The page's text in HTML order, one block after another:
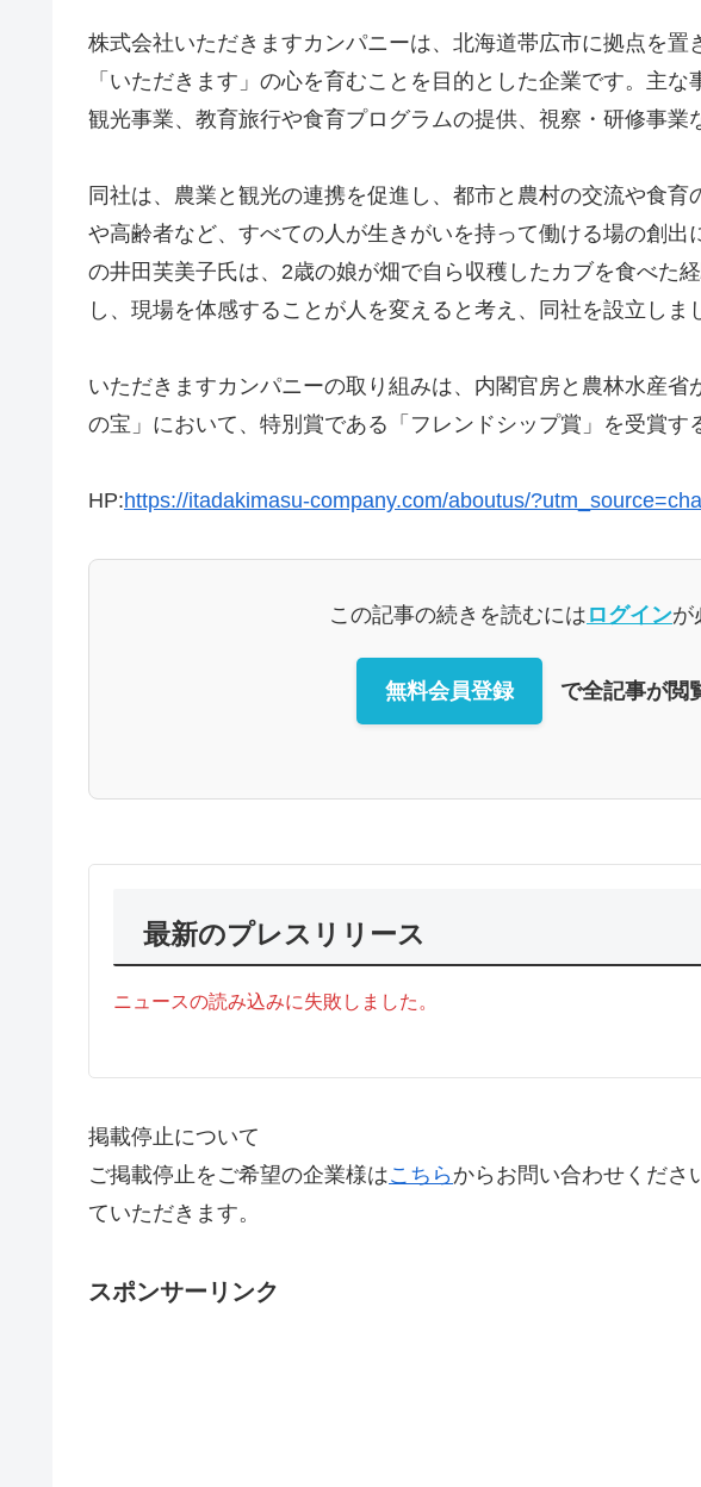
株式会社いただきますカンパニーは、北海道帯広市に拠点を置
「いただきます」の心を育むことを目的とした企業です。主
観光事業、教育旅行や食育プログラムの提供、視察・研修事業
同社は、農業と観光の連携を促進し、都市と農村の交流や食
や高齢者など、すべての人が生きがいを持って働ける場の創出
の井田芙美子氏は、2歳の娘が畑で自ら収穫したカブを食べた
し、現場を体感することが人を変えると考え、同社を設立しま
いただきますカンパニーの取り組みは、内閣官房と農林水産
の宝」において、特別賞である「フレンドシップ賞」を受賞す
HP:https://itadakimasu-company.com/aboutus/
この記事の続きを読むには ログインが
無料会員登録 で全記事が閲
最新のプレスリリース
ニュースの読み込みに失敗しました。
掲載停止について
ご掲載停止をご希望の企業様はこちら からお問い合わせくださ
ていただきます。
スポンサーリンク